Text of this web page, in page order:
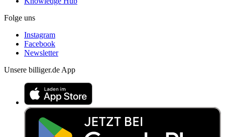
Folge uns
Instagram
Facebook
Newsletter
Unsere billiger.de App